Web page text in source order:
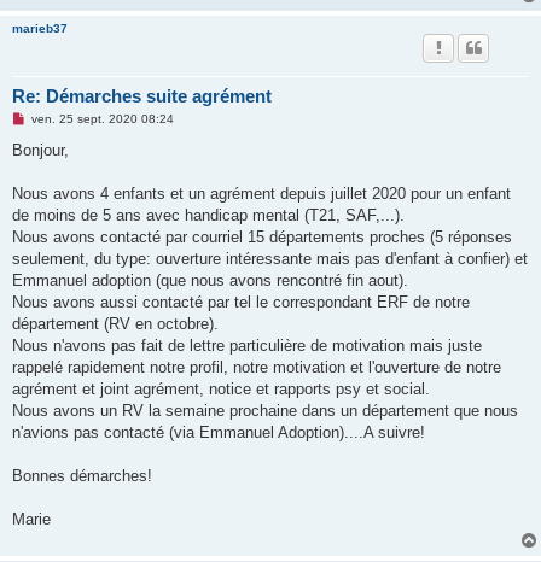
marieb37
Re: Démarches suite agrément
M
s
g
n
o
l
u
ven. 25 sept. 2020 08:24
Bonjour,
Nous avons 4 enfants et un agrément depuis juillet 2020 pour un enfant
de moins de 5 ans avec handicap mental (T21, SAF,...).
Nous avons contacté par courriel 15 départements proches (5 réponses
seulement, du type: ouverture intéressante mais pas d'enfant à confier) et
Emmanuel adoption (que nous avons rencontré fin aout).
Nous avons aussi contacté par tel le correspondant ERF de notre
département (RV en octobre).
Nous n'avons pas fait de lettre particulière de motivation mais juste
rappelé rapidement notre profil, notre motivation et l'ouverture de notre
agrément et joint agrément, notice et rapports psy et social.
Nous avons un RV la semaine prochaine dans un département que nous
n'avions pas contacté (via Emmanuel Adoption)....A suivre!
Bonnes démarches!
Marie